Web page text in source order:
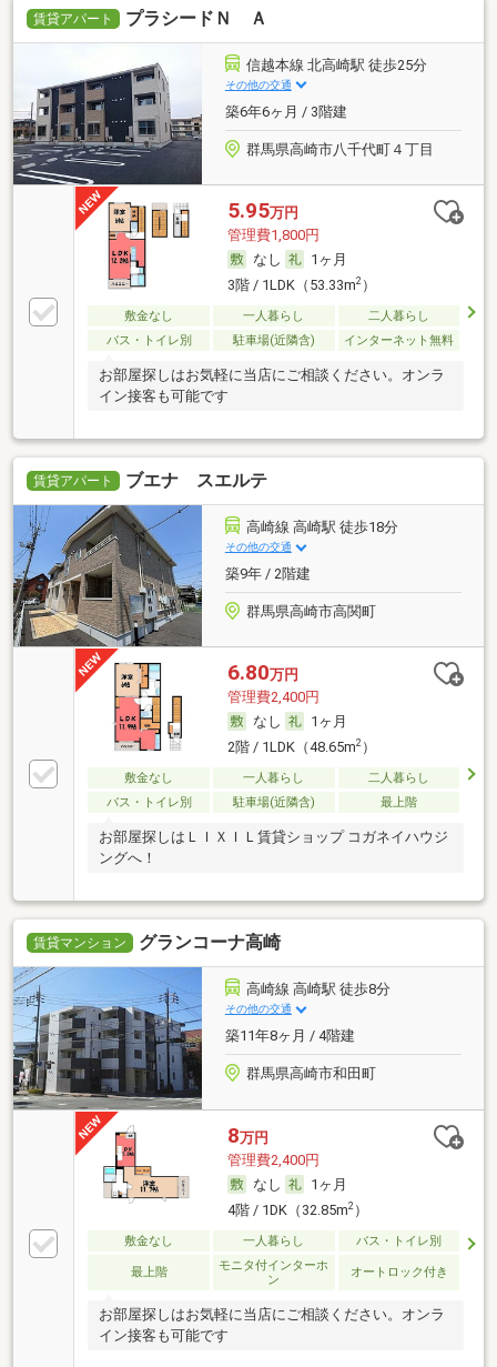
賃貸アパート プラシードＮ Ａ
信越本線 北高崎駅 徒歩25分
その他の交通
築6年6ヶ月 / 3階建
群馬県高崎市八千代町４丁目
5.95万円
管理費1,800円
なし
1ヶ月
3階 / 1LDK（53.33m2）
敷金なし 一人暮らし
二人暮らし
バス・トイレ別
駐車場(近隣含) インターネット無料
お部屋探しはお気軽に当店にご相談ください。オンラ
イン接客も可能です
賃貸アパート ブエナ スエルテ
高崎線 高崎駅 徒歩18分
その他の交通
築9年 / 2階建
群馬県高崎市高関町
6.80万円
管理費2,400円
なし
1ヶ月
2階 / 1LDK（48.65m2）
敷金なし 一人暮らし
二人暮らし
バス・トイレ別
駐車場(近隣含) 最上階
お部屋探しはＬＩＸＩＬ賃貸ショップ コガネイハウジ
ングへ！
賃貸マンション グランコーナ高崎
高崎線 高崎駅 徒歩8分
その他の交通
築11年8ヶ月 / 4階建
群馬県高崎市和田町
8万円
管理費2,400円
なし
1ヶ月
4階 / 1DK（32.85m2）
敷金なし 一人暮らし バス・トイレ別
最上階
モニタ付インターホ
ン
オートロック付き
お部屋探しはお気軽に当店にご相談ください。オンラ
イン接客も可能です